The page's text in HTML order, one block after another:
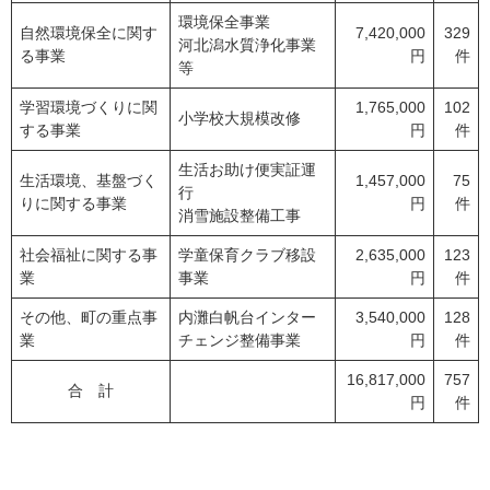
自然環境保全に関す
る事業
環境保全事業
河北潟水質浄化事業
等
7,420,000
円
329
件
学習環境づくりに関
する事業
小学校大規模改修
1,765,000
円
102
件
生活環境、基盤づく
りに関する事業
生活お助け便実証運
行
消雪施設整備工事
1,457,000
円
75
件
社会福祉に関する事
業
学童保育クラブ移設
事業
2,635,000
円
123
件
その他、町の重点事
業
内灘白帆台インター
チェンジ整備事業
3,540,000
円
128
件
合 計
16,817,000
円
757
件